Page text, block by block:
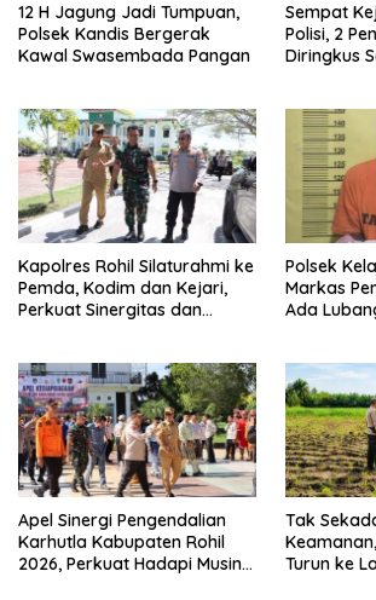
12 H Jagung Jadi Tumpuan,
Polsek Kandis Bergerak
Kawal Swasembada Pangan
Sempat
Polisi, 2
Diringkus
Kapolres Rohil Silaturahmi ke
Pemda, Kodim dan Kejari,
Perkuat Sinergitas dan
Polsek
Markas
Ada
Apel Sinergi Pengendalian
Karhutla Kabupaten Rohil
2026, Perkuat Hadapi Musin
Tak
Turun ke